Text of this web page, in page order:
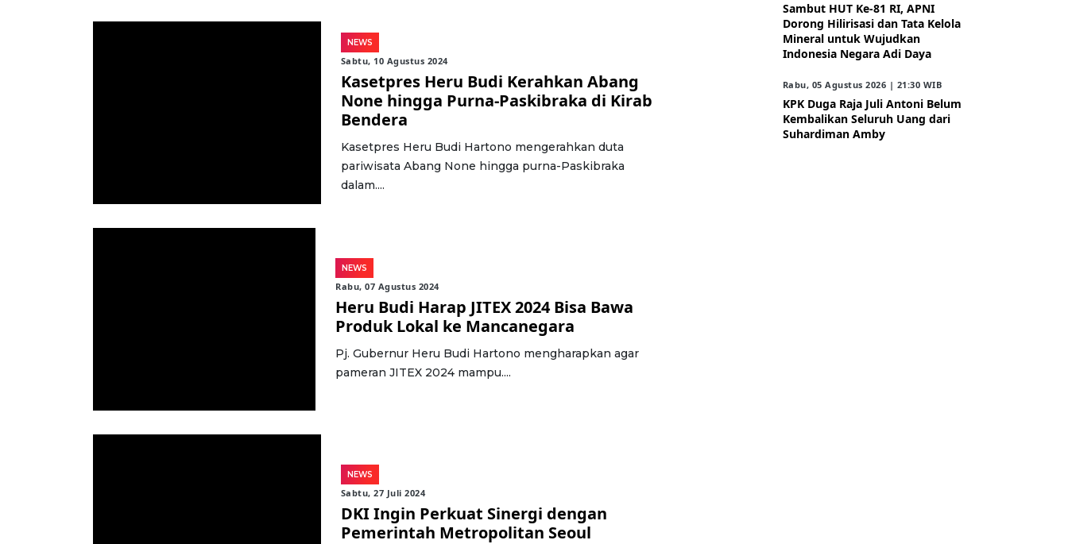
NEWS
Sabtu, 10 Agustus 2024
Kasetpres Heru Budi Kerahkan Abang
None hingga Purna-Paskibraka di Kirab
Bendera
Kasetpres Heru Budi Hartono mengerahkan duta
pariwisata Abang None hingga purna-Paskibraka
dalam....
NEWS
Rabu, 07 Agustus 2024
Heru Budi Harap JITEX 2024 Bisa Bawa
Produk Lokal ke Mancanegara
Pj. Gubernur Heru Budi Hartono mengharapkan agar
pameran JITEX 2024 mampu....
NEWS
Sabtu, 27 Juli 2024
DKI Ingin Perkuat Sinergi dengan
Pemerintah Metropolitan Seoul
Sambut HUT Ke-81 RI, APNI
Dorong Hilirisasi dan Tata Kelola
Mineral untuk Wujudkan
Indonesia Negara Adi Daya
Rabu, 05 Agustus 2026 | 21:30 WIB
KPK Duga Raja Juli Antoni Belum
Kembalikan Seluruh Uang dari
Suhardiman Amby